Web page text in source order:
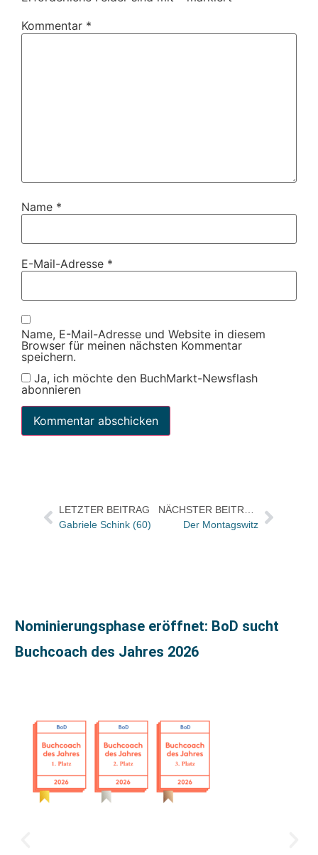
Kommentar *
Name *
E-Mail-Adresse *
Name, E-Mail-Adresse und Website in diesem
Browser für meinen nächsten Kommentar
speichern.
Ja, ich möchte den BuchMarkt-Newsflash
abonnieren
LETZTER BEITRAG
Gabriele Schink (60)
Der Montagswitz
Nominierungsphase eröffnet: BoD sucht
Buchcoach des Jahres 2026